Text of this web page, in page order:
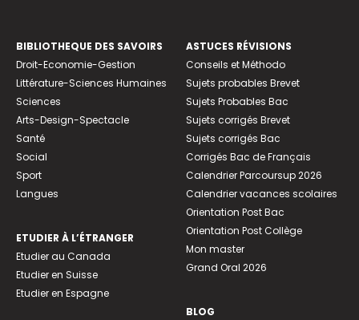
BIBLIOTHEQUE DES SAVOIRS
Droit-Economie-Gestion
Littérature-Sciences Humaines
Sciences
Arts-Design-Spectacle
Santé
Social
Sport
Langues
ETUDIER À L’ÉTRANGER
Etudier au Canada
Etudier en Suisse
Etudier en Espagne
ASTUCES RÉVISIONS
Conseils et Méthodo
Sujets probables Brevet
Sujets Probables Bac
Sujets corrigés Brevet
Sujets corrigés Bac
Corrigés Bac de Français
Calendrier Parcoursup 2026
Calendrier vacances scolaires
Orientation Post Bac
Orientation Post Collège
Mon master
Grand Oral 2026
BLOG